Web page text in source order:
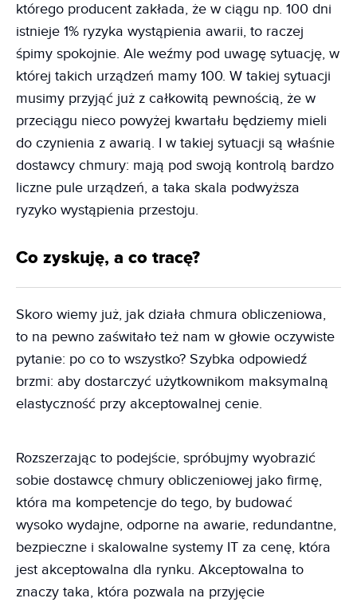
którego producent zakłada, że w ciągu np. 100 dni
istnieje 1% ryzyka wystąpienia awarii, to raczej
śpimy spokojnie. Ale weźmy pod uwagę sytuację, w
której takich urządzeń mamy 100. W takiej sytuacji
musimy przyjąć już z całkowitą pewnością, że w
przeciągu nieco powyżej kwartału będziemy mieli
do czynienia z awarią. I w takiej sytuacji są właśnie
dostawcy chmury: mają pod swoją kontrolą bardzo
liczne pule urządzeń, a taka skala podwyższa
ryzyko wystąpienia przestoju.
Co zyskuję, a co tracę?
Skoro wiemy już, jak działa chmura obliczeniowa,
to na pewno zaświtało też nam w głowie oczywiste
pytanie: po co to wszystko? Szybka odpowiedź
brzmi: aby dostarczyć użytkownikom maksymalną
elastyczność przy akceptowalnej cenie.
Rozszerzając to podejście, spróbujmy wyobrazić
sobie dostawcę chmury obliczeniowej jako firmę,
która ma kompetencje do tego, by budować
wysoko wydajne, odporne na awarie, redundantne,
bezpieczne i skalowalne systemy IT za cenę, która
jest akceptowalna dla rynku. Akceptowalna to
znaczy taka, która pozwala na przyjęcie